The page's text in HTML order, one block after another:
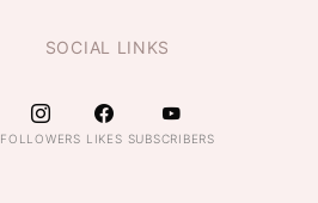
SOCIAL LINKS
FOLLOWERS LIKES SUBSCRIBERS